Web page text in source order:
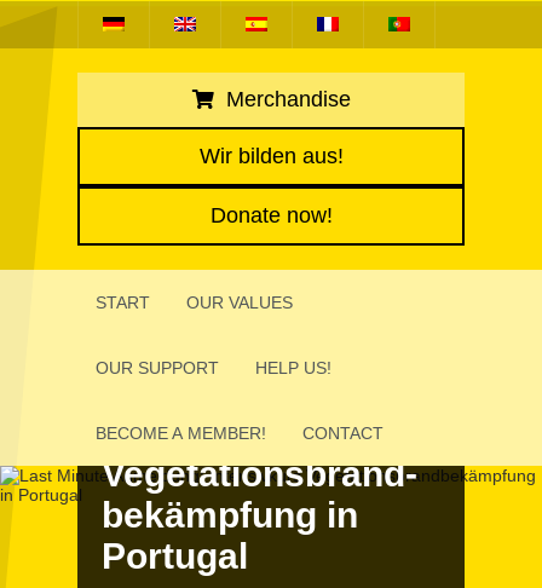
Merchandise
Wir bilden aus!
Donate now!
START OUR VALUES
OUR SUPPORT HELP US!
BECOME A MEMBER! CONTACT
dung: Inten­sivkurs
Vege­ta­tions­brand­
bekämp­fung in
Portugal